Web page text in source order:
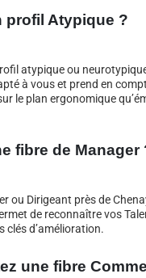
profil Atypique ?
atypique ou
à vous et prend en
le plan ergonomique
fibre de Manager
ou Dirigeant près de
de reconnaître vos
clés d’amélioration.
une fibre